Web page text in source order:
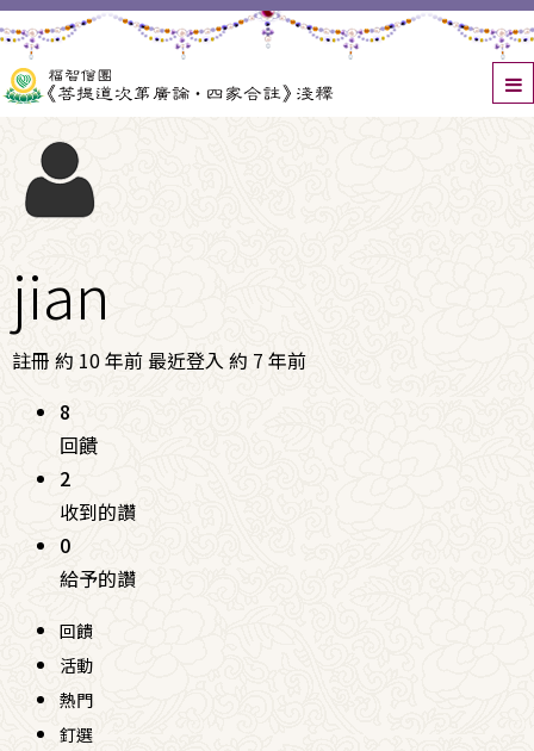
jian
註冊 約 10 年前 最近登入 約 7 年前
8
回饋
2
收到的讚
0
給予的讚
回饋
活動
熱門
釘選